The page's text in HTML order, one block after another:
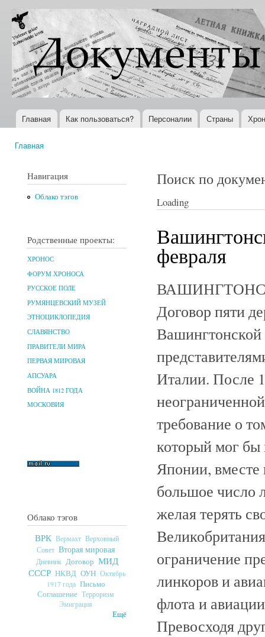
Документы
XX века
Всемирная
история в
Интернете
Главное меню
Главная Как пользоваться? Персоналии Страны
Главная
Навигация
Облако тэгов
Родственные проекты:
ХРОНОС
ФОРУМ ХРОНОСА
РУССКОЕ ПОЛЕ
РУМЯНЦЕВСКИЙ МУЗЕЙ
ЭТНОЦИКЛОПЕДИЯ
СЛАВЯНСТВО
ПРАВИТЕЛИ МИРА
ПЕРВАЯ МИРОВАЯ
АПСУАРА
ВОЙНА 1812 ГОДА
МОСКОВИЯ
Облако тэгов
ВРК Вермахт Верховный
Совет Вторая мировая
Дневник Договор МИД
СССР НКВД ОУН Октябрь
1917 года Письмо
Соглашение Терроризм
Эмиграция
Ещё
Поиск по
Loading
февраля
Договор пяти
Вашингтонской
Италии. После
требование о
который мог бы
Японии,
большое число
желая терять
ограничение
линкоров и
флота и
Превосходя